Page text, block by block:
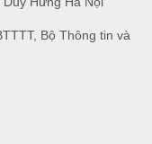
Bộ Thông tin và